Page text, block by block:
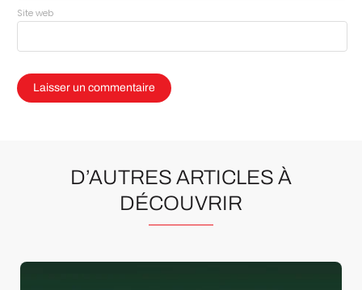
Site web
D’AUTRES ARTICLES À
DÉCOUVRIR